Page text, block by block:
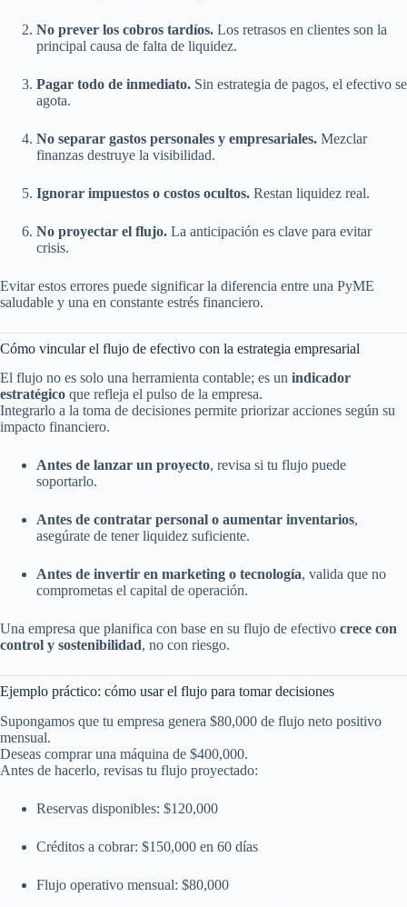
No prever los cobros tardíos. Los retrasos en clientes son la
principal causa de falta de liquidez.
Pagar todo de inmediato. Sin estrategia de pagos, el efectivo se
agota.
No separar gastos personales y empresariales. Mezclar
finanzas destruye la visibilidad.
Ignorar impuestos o costos ocultos. Restan liquidez real.
No proyectar el flujo. La anticipación es clave para evitar
crisis.
Evitar estos errores puede significar la diferencia entre una PyME
saludable y una en constante estrés financiero.
Cómo vincular el flujo de efectivo con la estrategia empresarial
El flujo no es solo una herramienta contable; es un indicador
estratégico que refleja el pulso de la empresa.
Integrarlo a la toma de decisiones permite priorizar acciones según su
impacto financiero.
Antes de lanzar un proyecto, revisa si tu flujo puede
soportarlo.
Antes de contratar personal o aumentar inventarios,
asegúrate de tener liquidez suficiente.
Antes de invertir en marketing o tecnología, valida que no
comprometas el capital de operación.
Una empresa que planifica con base en su flujo de efectivo crece con
control y sostenibilidad, no con riesgo.
Ejemplo práctico: cómo usar el flujo para tomar decisiones
Supongamos que tu empresa genera $80,000 de flujo neto positivo
mensual.
Deseas comprar una máquina de $400,000.
Antes de hacerlo, revisas tu flujo proyectado:
Reservas disponibles: $120,000
Créditos a cobrar: $150,000 en 60 días
Flujo operativo mensual: $80,000